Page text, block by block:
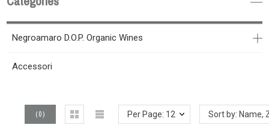
Negroamaro D.O.P. Organic Wines
Accessori
(0) Per Page: 12 Sort by: Name,